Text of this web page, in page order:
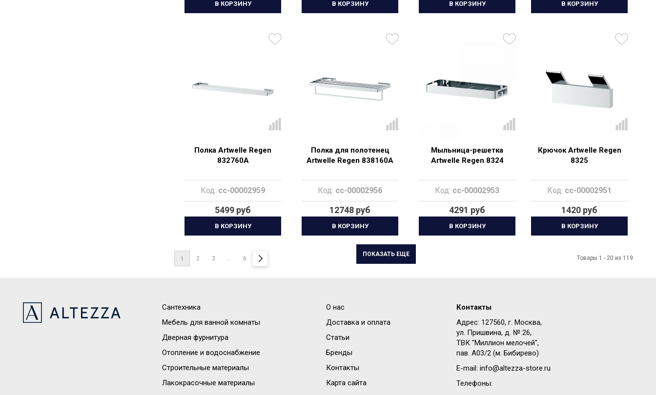
В КОРЗИНУ В КОРЗИНУ В КОРЗИНУ В КОРЗИНУ
Полка Artwelle Regen
832760A
Код: cc-00002959
5499 руб
В КОРЗИНУ
Полка для полотенец
Artwelle Regen 838160A
Код: cc-00002956
12748 руб
В КОРЗИНУ
Мыльница-решетка
Artwelle Regen 8324
Код: cc-00002953
4291 руб
В КОРЗИНУ
Крючок Artwelle Regen
8325
Код: cc-00002951
1420 руб
В КОРЗИНУ
Товары 1 - 20 из 119
1 2 3 ... 6
ПОКАЗАТЬ ЕЩЕ
Сантехника
Мебель для ванной комнаты
Дверная фурнитура
Отопление и водоснабжение
Строительные материалы
Лакокрасочные материалы
О нас
Доставка и оплата
Статьи
Бренды
Контакты
Карта сайта
Контакты
Адрес: 127560, г. Москва,
ул. Пришвина, д. № 26,
ТВК "Миллион мелочей",
пав. A03/2 (м. Бибирево)
E-mail: info@altezza-store.ru
Телефоны: